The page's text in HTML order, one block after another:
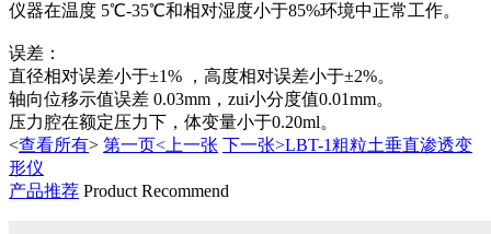
仪器在温度 5℃-35℃和相对湿度小于85%环境中正常工作。
误差：
直径相对误差小于±1% ，高度相对误差小于±2%。
轴向位移示值误差 0.03mm，zui小分度值0.01mm。
压力腔在额定压力下，体变量小于0.20ml。
<查看所有> 第一页<上一张 下一张>LBT-1粗粒土垂直渗透变
形仪
产品推荐 Product Recommend